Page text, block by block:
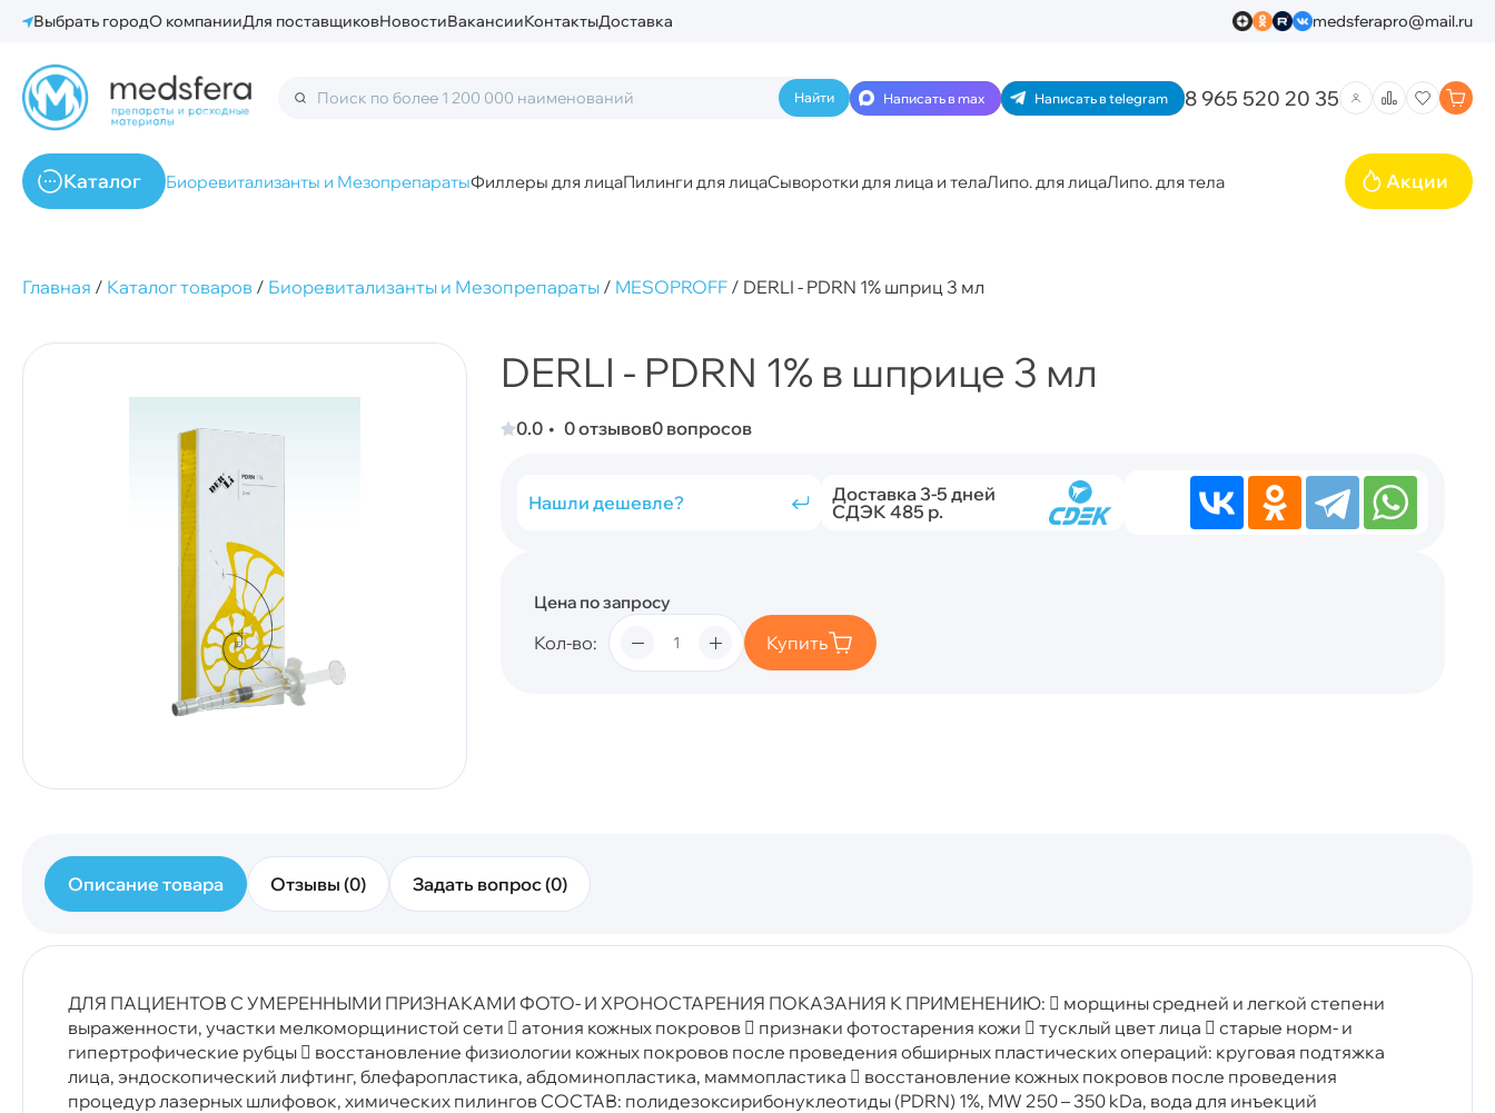
Выбрать городО компанииДля поставщиковНовостиВакансииКонтактыДоставка medsferapro@mail.ru
Написать в max Написать в telegram 8 965 520 20 35
Каталог Биоревитализанты и МезопрепаратыФиллеры для лицаПилинги для лицаСыворотки для лица и телаЛипо. для лицаЛипо. для тела Акции
Главная / Каталог товаров / Биоревитализанты и Мезопрепараты / MESOPROFF / DERLI - PDRN 1% шприц 3 мл
DERLI - PDRN 1% в шприце 3 мл
0.0 0 отзывов0 вопросов
Нашли дешевле?
Доставка 3-5 дней
СДЭК 485 р.
Цена по запросу
Кол-во Купить
Описание товара Отзывы (0) Задать вопрос (0)
ДЛЯ ПАЦИЕНТОВ С УМЕРЕННЫМИ ПРИЗНАКАМИ ФОТО- И ХРОНОСТАРЕНИЯ ПОКАЗАНИЯ К ПРИМЕНЕНИЮ:  морщины средней и легкой степени
выраженности, участки мелкоморщинистой сети  атония кожных покровов  признаки фотостарения кожи  тусклый цвет лица  старые норм- и
гипертрофические рубцы  восстановление физиологии кожных покровов после проведения обширных пластических операций: круговая подтяжка
лица, эндоскопический лифтинг, блефаропластика, абдоминопластика, маммопластика  восстановление кожных покровов после проведения
процедур лазерных шлифовок, химических пилингов СОСТАВ: полидезоксирибонуклеотиды (PDRN) 1%, MW 250 – 350 kDa, вода для инъекций